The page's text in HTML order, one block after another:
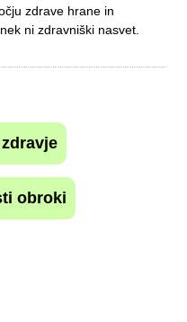
zdrave hrane in
ni zdravniški nasvet.
obroki